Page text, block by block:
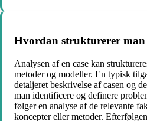
Hvordan strukturerer man
Analysen af en case kan
metoder og modeller. En typisk
detaljeret beskrivelse af casen og
man identificere og definere
følger en analyse af de relevante
koncepter eller metoder.